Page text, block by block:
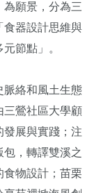
為願景，分為三
食器設計思維與
節點」。
脈絡和風土生態
三鶯社區大學顧
發展與實踐；注
，轉譯雙溪之
食物設計；苗栗